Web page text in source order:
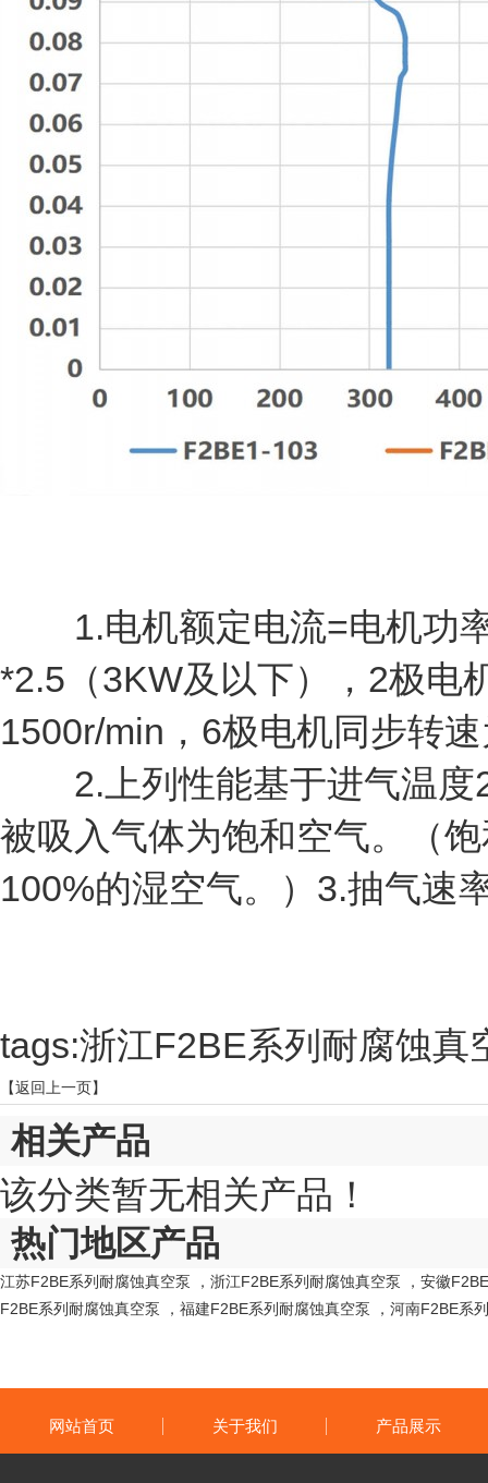
1.电机额定电流=电机功率
*2.5（3KW及以下），2极电
1500r/min，6极电机同步转
2.上列性能基于进气温度
被吸入气体为饱和空气。（
100%的湿空气。）3.抽气速
tags:浙江F2BE系列耐腐蚀
【返回上一页】
相关产品
该分类暂无相关产品！
热门地区产品
江苏F2BE系列耐腐蚀真空泵 ， 浙江F2BE系列耐腐蚀真空泵 ， 安徽
F2BE系列耐腐蚀真空泵 ， 福建F2BE系列耐腐蚀真空泵 ， 河南F2BE系
网站首页 关于我们 产品展示